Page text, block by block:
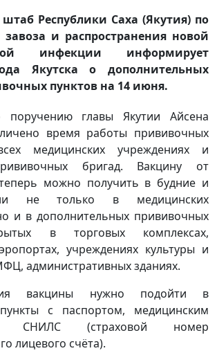
Республики Саха (Якутия) по
и распространения новой
инфекции информирует
Якутска о дополнительных
пунктов на 14 июня.
главы Якутии Айсена
время работы прививочных
медицинских учреждениях и
бригад. Вакцину от
можно получить в будние и
не только в медицинских
и в дополнительных прививочных
в торговых комплексах,
учреждениях культуры и
административных зданиях.
вакцины нужно подойти в
с паспортом, медицинским
СНИЛС (страховой номер
лицевого счёта).